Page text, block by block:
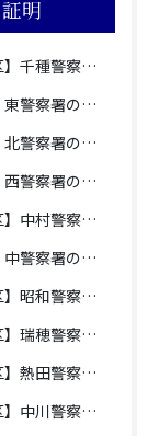
明
察署の車庫証明
署の車庫証明
署の車庫証明
署の車庫証明
察署の車庫証明
署の車庫証明
察署の車庫証明
察署の車庫証明
察署の車庫証明
察署の車庫証明